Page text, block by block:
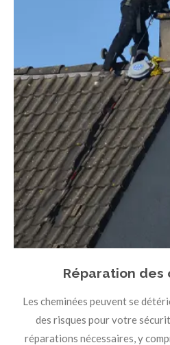
Réparation des
Les cheminées peuvent se
des risques pour votre
réparations nécessaires, y